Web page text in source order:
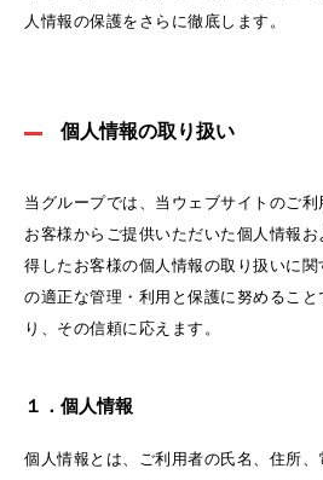
人情報の保護をさらに徹底します。
個人情報の取り扱い
当グループでは、当ウェブサイトのご
お客様からご提供いただいた個人情報
得したお客様の個人情報の取り扱いに
の適正な管理・利用と保護に努めるこ
り、その信頼に応えます。
１．個人情報
個人情報とは、ご利用者の氏名、住所